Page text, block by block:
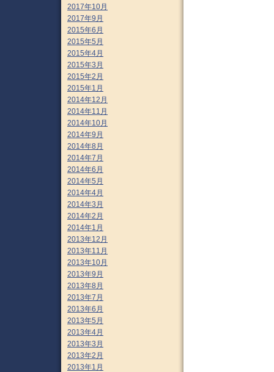
2017年10月
2017年9月
2015年6月
2015年5月
2015年4月
2015年3月
2015年2月
2015年1月
2014年12月
2014年11月
2014年10月
2014年9月
2014年8月
2014年7月
2014年6月
2014年5月
2014年4月
2014年3月
2014年2月
2014年1月
2013年12月
2013年11月
2013年10月
2013年9月
2013年8月
2013年7月
2013年6月
2013年5月
2013年4月
2013年3月
2013年2月
2013年1月